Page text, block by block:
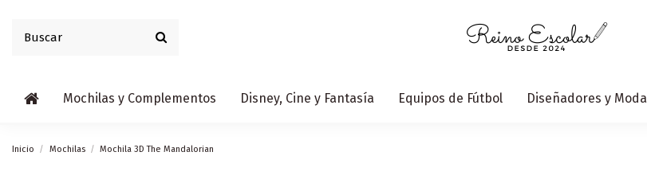
Mochilas y Complementos Disney, Cine y Fantasía Equipos de Fútbol Diseñadores y Moda
Inicio Mochilas Mochila 3D The Mandalorian